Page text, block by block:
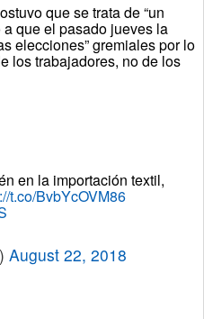
que se trata de “un
que el pasado jueves la
elecciones” gremiales por lo
los trabajadores, no de los
en la importación textil,
t.co/BvbYcOVM86
August 22, 2018